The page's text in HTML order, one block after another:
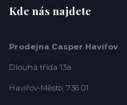
Kde nás najdete
Prodejna Casper Havířov
Dlouhá třída 13a
Havířov-Město, 736 01